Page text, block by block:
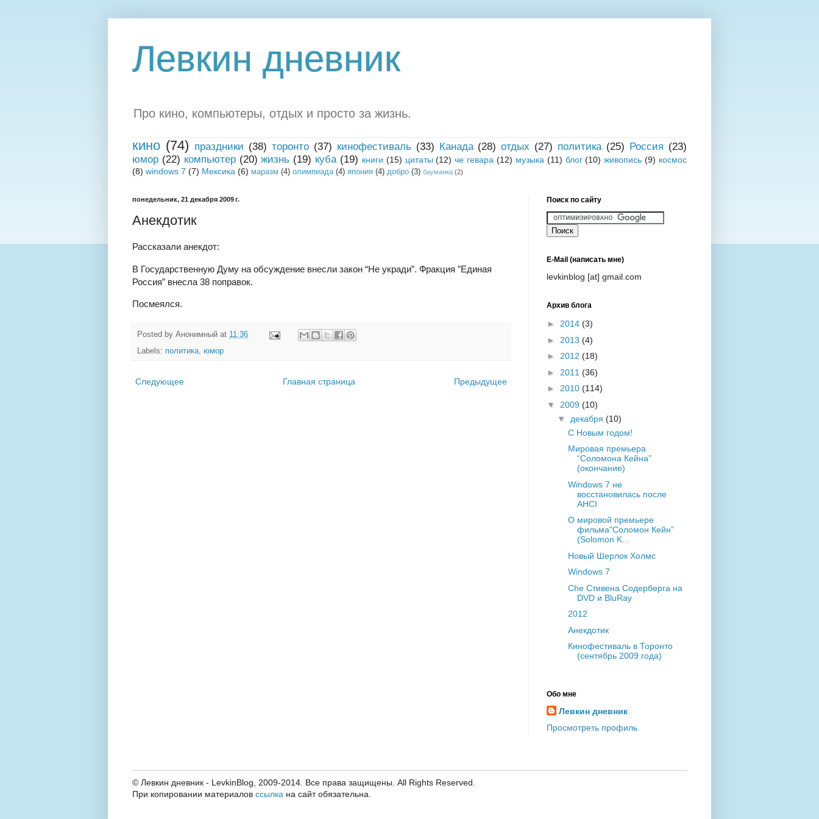
Левкин дневник
Про кино, компьютеры, отдых и просто за жизнь.
кино (74) праздники (38) торонто (37) кинофестиваль (33) Канада (28) отдых (27) политика (25) Россия (23)
юмор (22) компьютер (20) жизнь (19) куба (19) книги (15) цитаты (12) че гевара (12) музыка (11) блог (10) живопись (9) космос
(8) windows 7 (7) Мексика (6) маразм (4) олимпиада (4) япония (4) добро (3) бауманка (2)
понедельник, 21 декабря 2009 г.
Анекдотик
Рассказали анекдот:
В Государственную Думу на обсуждение внесли закон “Не укради”. Фракция ”Единая
Россия” внесла 38 поправок.
Посмеялся.
Posted by Анонимный at 11:36
Labels: политика, юмор
Следующее Предыдущее
Главная страница
Поиск по сайту
E-Mail (написать мне)
levkinblog [at] gmail.com
Архив блога
► 2014 (3)
► 2013 (4)
► 2012 (18)
► 2011 (36)
► 2010 (114)
▼ 2009 (10)
▼ декабря (10)
С Новым годом!
Мировая премьера
“Соломона Кейна”
(окончание)
Windows 7 не
восстановилась после
AHCI
О мировой премьере
фильма"Соломон Кейн”
(Solomon K...
Новый Шерлок Холмс
Windows 7
Che Стивена Содерберга на
DVD и BluRay
2012
Анекдотик
Кинофестиваль в Торонто
(сентябрь 2009 года)
Обо мне
Левкин дневник
Просмотреть профиль
© Левкин дневник - LevkinBlog, 2009-2014. Все права защищены. All Rights Reserved.
При копировании материалов ссылка на сайт обязательна.